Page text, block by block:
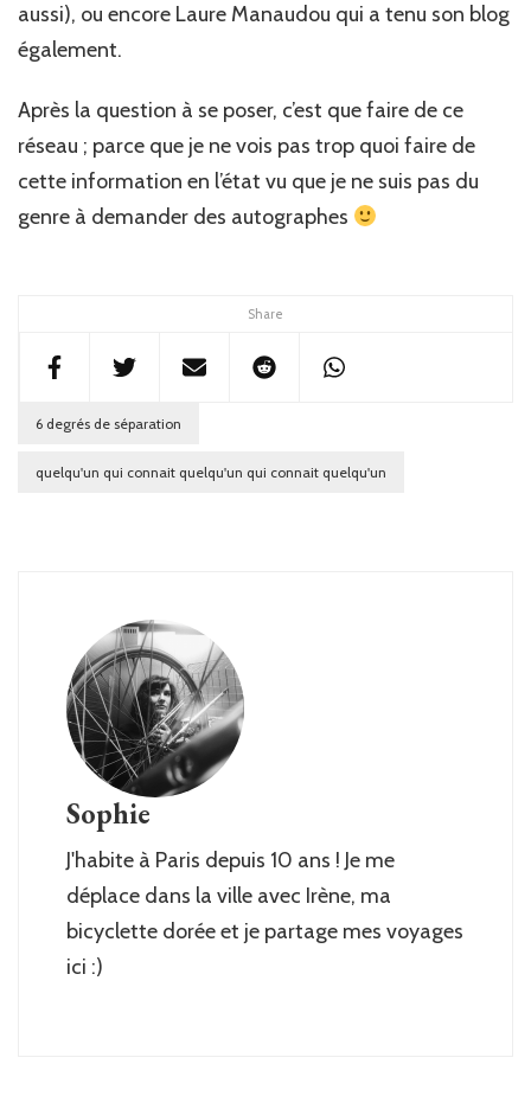
Share
aussi), ou encore Laure Manaudou qui a tenu son blog
également.
Après la question à se poser, c’est que faire de ce
réseau ; parce que je ne vois pas trop quoi faire de
cette information en l’état vu que je ne suis pas du
genre à demander des autographes
6 degrés de séparation
quelqu'un qui connait quelqu'un qui connait quelqu'un
Sophie
J'habite à Paris depuis 10 ans ! Je me
déplace dans la ville avec Irène, ma
bicyclette dorée et je partage mes voyages
ici :)